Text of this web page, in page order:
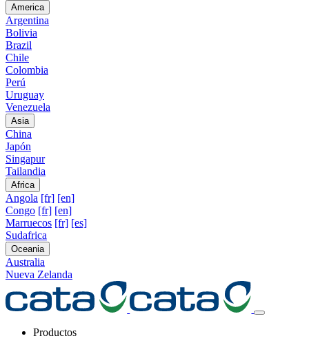
America
Argentina
Bolivia
Brazil
Chile
Colombia
Perú
Uruguay
Venezuela
Asia
China
Japón
Singapur
Tailandia
Africa
Angola [fr] [en]
Congo [fr] [en]
Marruecos [fr] [es]
Sudafrica
Oceania
Australia
Nueva Zelanda
Productos